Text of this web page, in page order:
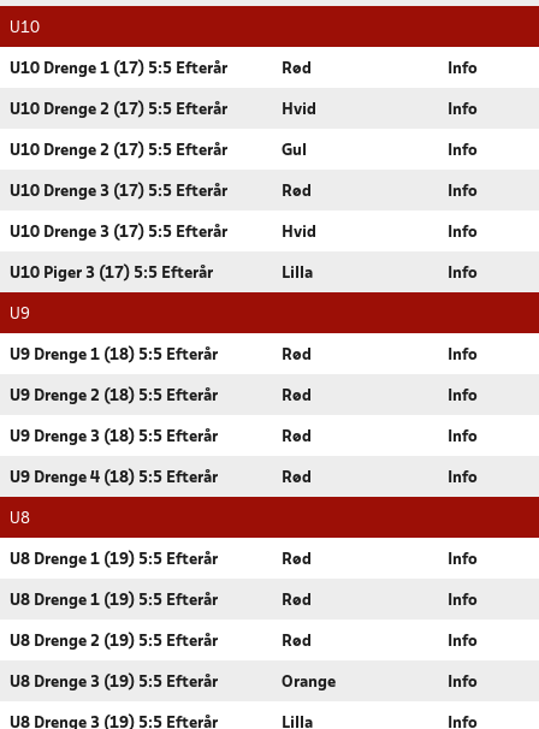
U10
U10 Drenge 1 (17) 5:5 Efterår Rød Info
U10 Drenge 2 (17) 5:5 Efterår Hvid Info
U10 Drenge 2 (17) 5:5 Efterår Gul Info
U10 Drenge 3 (17) 5:5 Efterår Rød Info
U10 Drenge 3 (17) 5:5 Efterår Hvid Info
U10 Piger 3 (17) 5:5 Efterår Lilla Info
U9
U9 Drenge 1 (18) 5:5 Efterår Rød Info
U9 Drenge 2 (18) 5:5 Efterår Rød Info
U9 Drenge 3 (18) 5:5 Efterår Rød Info
U9 Drenge 4 (18) 5:5 Efterår Rød Info
U8
U8 Drenge 1 (19) 5:5 Efterår Rød Info
U8 Drenge 1 (19) 5:5 Efterår Rød Info
U8 Drenge 2 (19) 5:5 Efterår Rød Info
U8 Drenge 3 (19) 5:5 Efterår Orange Info
U8 Drenge 3 (19) 5:5 Efterår Lilla Info